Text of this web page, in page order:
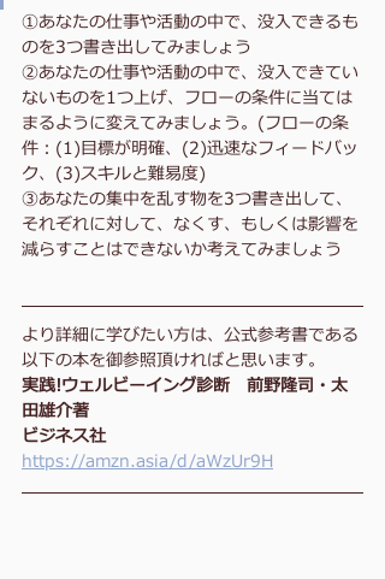
①あなたの仕事や活動の中で、没入できるも
のを3つ書き出してみましょう
②あなたの仕事や活動の中で、没入できてい
ないものを1つ上げ、フローの条件に当ては
まるように変えてみましょう。(フローの条
件：(1)目標が明確、(2)迅速なフィードバッ
ク、(3)スキルと難易度)
③あなたの集中を乱す物を3つ書き出して、
それぞれに対して、なくす、もしくは影響を
減らすことはできないか考えてみましょう
より詳細に学びたい方は、公式参考書である
以下の本を御参照頂ければと思います。
実践!ウェルビーイング診断　前野隆司・太
田雄介著
ビジネス社
https://amzn.asia/d/aWzUr9H